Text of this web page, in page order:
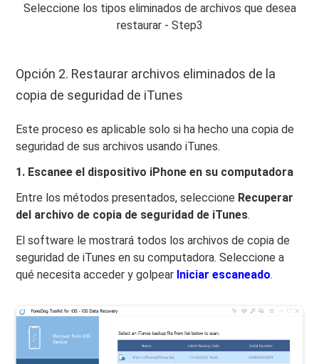
Seleccione los tipos eliminados de archivos que desea
restaurar - Step3
Opción 2. Restaurar archivos eliminados de la
copia de seguridad de iTunes
Este proceso es aplicable solo si ha hecho una copia de
seguridad de sus archivos usando iTunes.
1. Escanee el dispositivo iPhone en su computadora
Entre los métodos presentados, seleccione Recuperar
del archivo de copia de seguridad de iTunes.
El software le mostrará todos los archivos de copia de
seguridad de iTunes en su computadora. Seleccione a
qué necesita acceder y golpear Iniciar escaneado.